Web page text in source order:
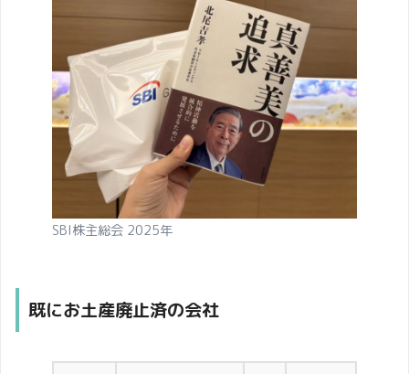
SBI株主総会 2025年
既にお土産廃止済の会社